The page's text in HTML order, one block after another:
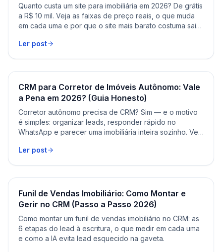
Quanto custa um site para imobiliária em 2026? De grátis
a R$ 10 mil. Veja as faixas de preço reais, o que muda
em cada uma e por que o site mais barato costuma sair
Ler post
CRM para Corretor de Imóveis Autônomo: Vale
a Pena em 2026? (Guia Honesto)
Corretor autônomo precisa de CRM? Sim — e o motivo
é simples: organizar leads, responder rápido no
WhatsApp e parecer uma imobiliária inteira sozinho. Veja
Ler post
Funil de Vendas Imobiliário: Como Montar e
Gerir no CRM (Passo a Passo 2026)
Como montar um funil de vendas imobiliário no CRM: as
6 etapas do lead à escritura, o que medir em cada uma
e como a IA evita lead esquecido na gaveta.